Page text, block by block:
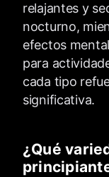
relajantes y
nocturno,
efectos
para
cada tipo
significativa.
¿Qué